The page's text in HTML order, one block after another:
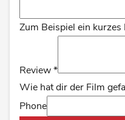
Zum Beispiel ein kurzes
Review*
Wie hat dir der Film
Phone